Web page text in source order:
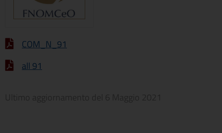
COM_N_91
all 91